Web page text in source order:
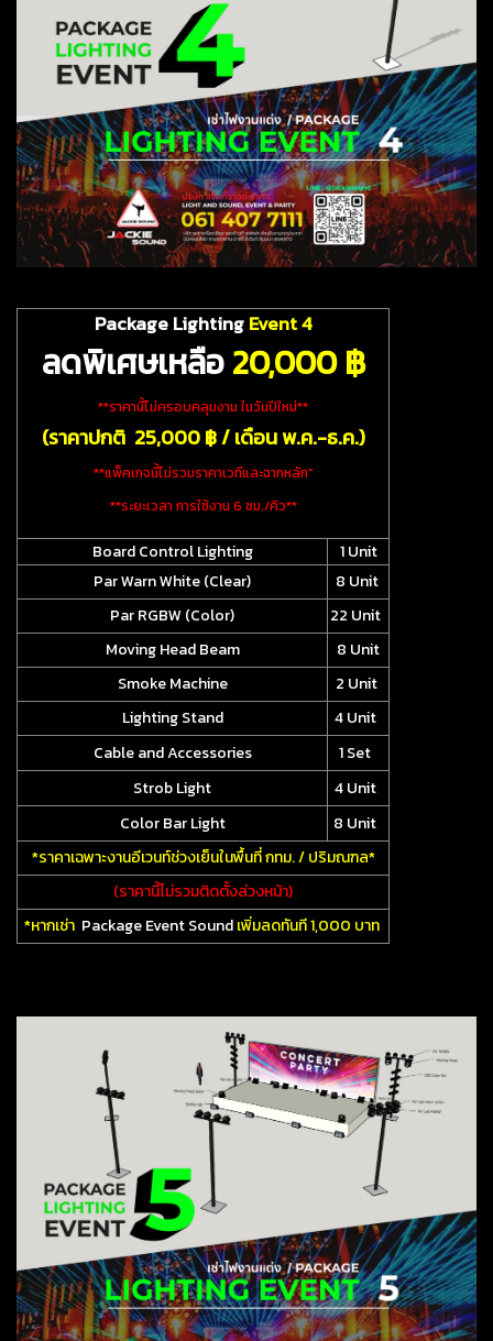
Package LightingEvent 4
ลดพิเศษเหลือ20,000 ฿
**ราคานี้ไม่ครอบคลุมงาน ในวันปีใหม่**
(ราคาปกติ 25,000 ฿ / เดือน พ.ค.-ธ.ค.)
**แพ็คเกจนี้ไม่รวมราคาเวทีและฉากหลัก"
**ระยะเวลา การใช้งาน 6 ชม./คิว**
Board Control Lighting
1 Unit
Par Warn White (Clear)
8 Unit
Par RGBW (Color)
22 Unit
Moving Head Beam
8 Unit
Smoke Machine
2 Unit
Lighting Stand
4 Unit
Cable and Accessories
1 Set
Strob Light
4 Unit
Color Bar Light
8 Unit
*ราคาเฉพาะงานอีเวนท์ช่วงเย็นในพื้นที่ กทม. / ปริมณฑล*
(ราคานี้ไม่รวมติดตั้งล่วงหน้า)
*หากเช่า Package Event Soundเพิ่มลดทันที 1,000 บาท